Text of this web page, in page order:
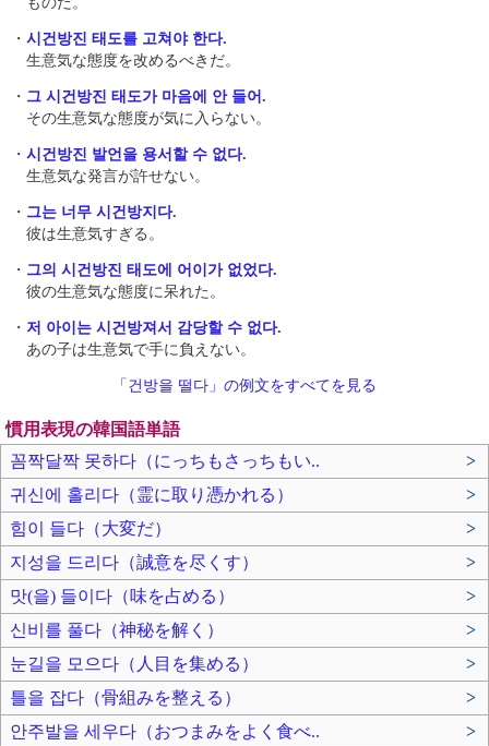
・ 시건방진 태도를 고쳐야 한다.
生意気な態度を改めるべきだ。
・ 그 시건방진 태도가 마음에 안 들어.
その生意気な態度が気に入らない。
・ 시건방진 발언을 용서할 수 없다.
生意気な発言が許せない。
・ 그는 너무 시건방지다.
彼は生意気すぎる。
・ 그의 시건방진 태도에 어이가 없었다.
彼の生意気な態度に呆れた。
・ 저 아이는 시건방져서 감당할 수 없다.
あの子は生意気で手に負えない。
「건방을 떨다」の例文をすべてを見る
慣用表現の韓国語単語
꼼짝달짝 못하다（にっちもさっちもい..
>
귀신에 홀리다（霊に取り憑かれる）
>
힘이 들다（大変だ）
>
지성을 드리다（誠意を尽くす）
>
맛(을) 들이다（味を占める）
>
신비를 풀다（神秘を解く）
>
눈길을 모으다（人目を集める）
>
틀을 잡다（骨組みを整える）
>
안주발을 세우다（おつまみをよく食べ..
>